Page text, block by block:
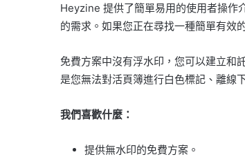
Heyzine 提供了簡單易用的使用者操作
的需求。如果您正在尋找一種簡單有效
免費方案中沒有浮水印，您可以建立和
是您無法對活頁簿進行白色標記、離線
我們喜歡什麼：
提供無水印的免費方案。